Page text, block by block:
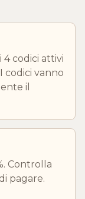
codici attivi
codici vanno
il
Controlla
pagare.